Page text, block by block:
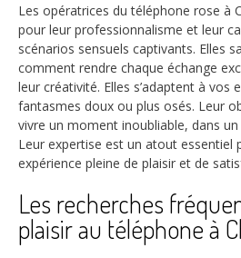
Les opératrices du téléphone rose à
pour leur professionnalisme et leur
scénarios sensuels captivants. Elles
comment rendre chaque échange
leur créativité. Elles s’adaptent à vos
fantasmes doux ou plus osés. Leur
vivre un moment inoubliable, dans
Leur expertise est un atout essentiel
expérience pleine de plaisir et de
Les recherches
plaisir au téléphone à